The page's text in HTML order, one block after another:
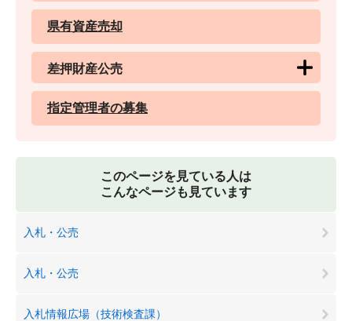
県有資産売却
差押財産公売
指定管理者の募集
このページを見ている人は
こんなページも見ています
入札・公売
入札・公売
入札情報広場（技術検査課）